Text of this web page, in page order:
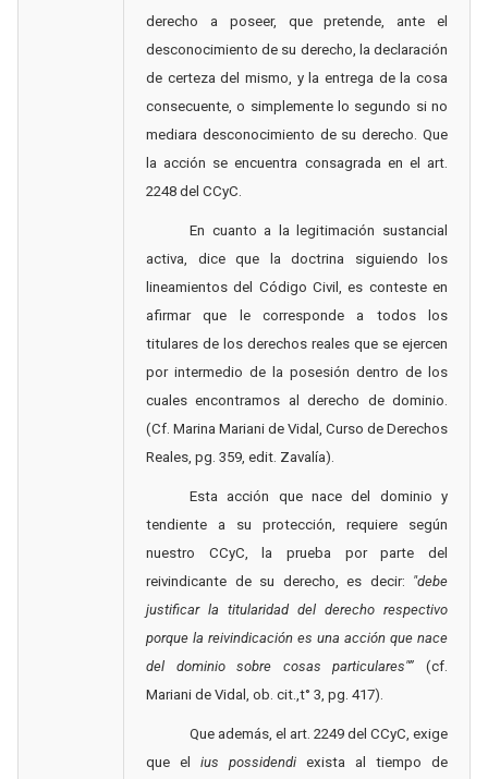
derecho a poseer, que pretende, ante el
desconocimiento de su derecho, la declaración
de certeza del mismo, y la entrega de la cosa
consecuente, o simplemente lo segundo si no
mediara desconocimiento de su derecho. Que
la acción se encuentra consagrada en el art.
2248 del CCyC.
En cuanto a la legitimación sustancial
activa, dice que la doctrina siguiendo los
lineamientos del Código Civil, es conteste en
afirmar que le corresponde a todos los
titulares de los derechos reales que se ejercen
por intermedio de la posesión dentro de los
cuales encontramos al derecho de dominio.
(Cf. Marina Mariani de Vidal, Curso de Derechos
Reales, pg. 359, edit. Zavalía).
Esta acción que nace del dominio y
tendiente a su protección, requiere según
nuestro CCyC, la prueba por parte del
reivindicante de su derecho, es decir: "debe
justificar la titularidad del derecho respectivo
porque la reivindicación es una acción que nace
del dominio sobre cosas particulares"” (cf.
Mariani de Vidal, ob. cit.,t° 3, pg. 417).
Que además, el art. 2249 del CCyC, exige
que el ius possidendi exista al tiempo de